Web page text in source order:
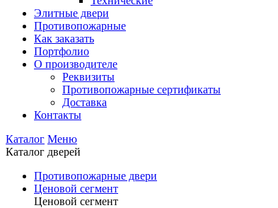
Элитные двери
Противопожарные
Как заказать
Портфолио
О производителе
Реквизиты
Противопожарные сертификаты
Доставка
Контакты
Каталог Меню
Каталог дверей
Противопожарные двери
Ценовой сегмент
Ценовой сегмент